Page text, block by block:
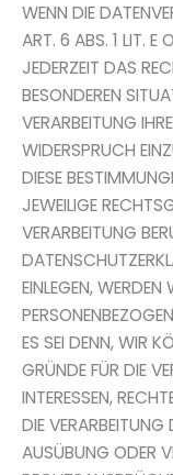
WENN DIE
ART. 6 ABS. 1 LIT. E
JEDERZEIT DAS
BESONDEREN
VERARBEITUNG
WIDERSPRUCH
DIESE
JEWEILIGE
VERARBEITUNG
EINLEGEN, WERDEN
ES SEI DENN, WIR
GRÜNDE FÜR DIE
INTERESSEN,
DIE
AUSÜBUNG ODER